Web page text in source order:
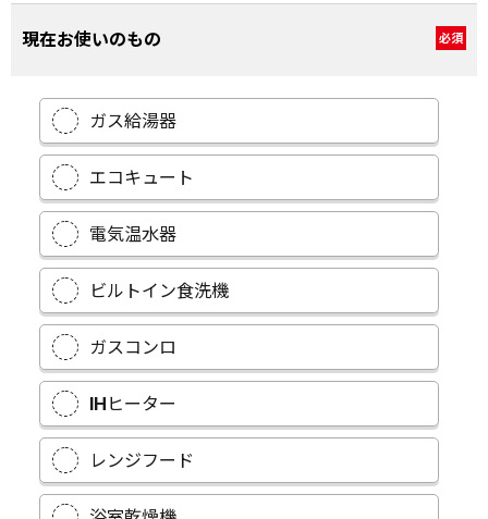
現在お使いのもの 必須
ガス給湯器
エコキュート
電気温水器
ビルトイン食洗機
ガスコンロ
IHヒーター
レンジフード